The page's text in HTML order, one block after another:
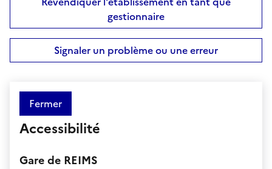
gestionnaire
Signaler un problème ou une erreur
Fermer
Accessibilité
Gare de REIMS